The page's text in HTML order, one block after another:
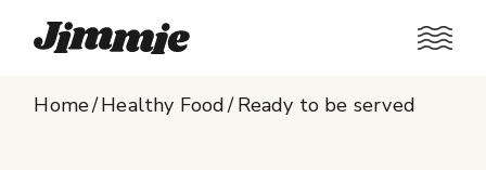
Home Healthy Food Ready to be served